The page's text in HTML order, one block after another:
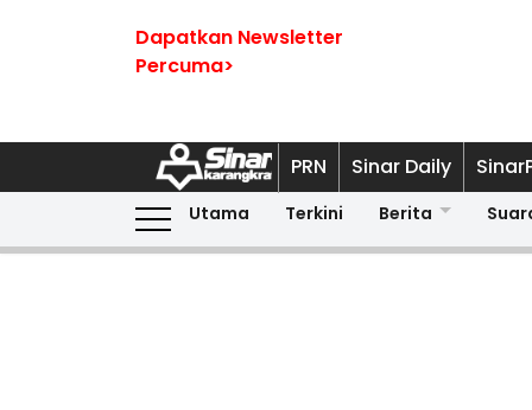
Dapatkan Newsletter
Percuma>
PRN Sinar Daily
Utama Terkini Berita